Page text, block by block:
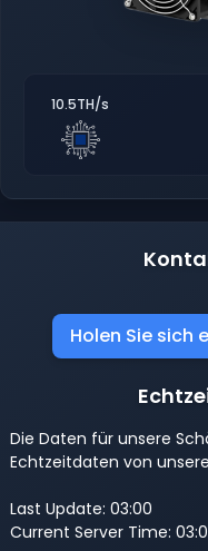
10.5TH/s
Holen Sie sich
Die Daten für unsere
Echtzeitdaten von
Last Update: 03:00
Current Server Time: